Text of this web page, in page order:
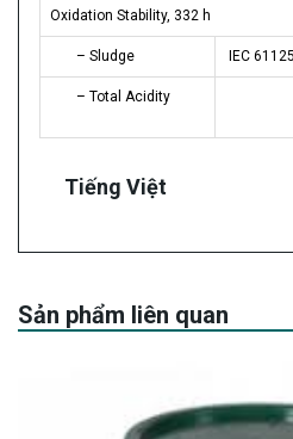
Oxidation Stability, 332 h
– Sludge IEC
– Total Acidity
Tiếng Việt
Sản phẩm liên quan